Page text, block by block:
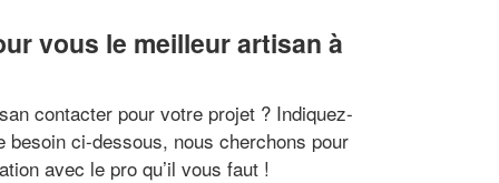
vous le meilleur artisan à
contacter pour votre projet ? Indiquez-
besoin ci-dessous, nous cherchons pour
avec le pro qu’il vous faut !